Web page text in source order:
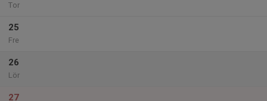
Tor
25
Fre
26
Lör
27